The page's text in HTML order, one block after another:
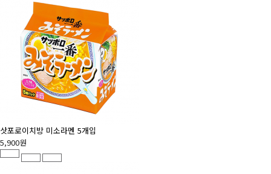
삿포로이치방 미소라멘 5개입
5,900원